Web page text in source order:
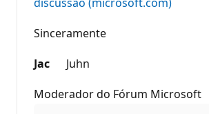
Sinceramente
Jac Juhn
Moderador do Fórum Microsoft